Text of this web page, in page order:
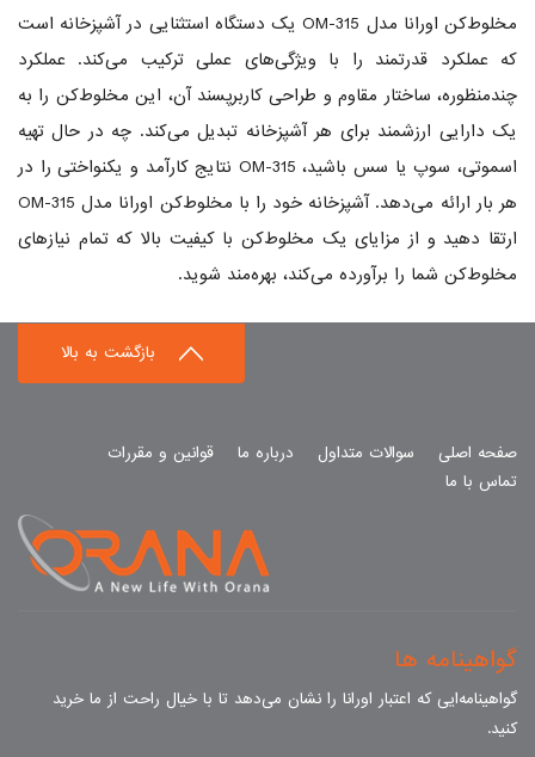
مخلوط‌کن اورانا مدل OM-315 یک دستگاه استثنایی در آشپزخانه است
که عملکرد قدرتمند را با ویژگی‌های عملی ترکیب می‌کند. عملکرد
چندمنظوره، ساختار مقاوم و طراحی کاربرپسند آن، این مخلوط‌کن را به
یک دارایی ارزشمند برای هر آشپزخانه تبدیل می‌کند. چه در حال تهیه
اسموتی، سوپ یا سس باشید، OM-315 نتایج کارآمد و یکنواختی را در
هر بار ارائه می‌دهد. آشپزخانه خود را با مخلوط‌کن اورانا مدل OM-315
ارتقا دهید و از مزایای یک مخلوط‌کن با کیفیت بالا که تمام نیازهای
مخلوط‌کن شما را برآورده می‌کند، بهره‌مند شوید.
بازگشت به بالا
صفحه اصلی سوالات متداول درباره ما
قوانین و مقررات
تماس با ما
گواهینامه ها
گواهینامه‌ایی که اعتبار اورانا را نشان می‌دهد تا با خیال راحت از ما خرید
کنید.